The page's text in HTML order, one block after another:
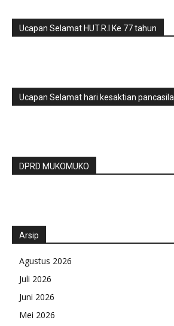
Ucapan Selamat HUT.R.I Ke 77 tahun
Ucapan Selamat hari kesaktian pancasila
DPRD MUKOMUKO
Arsip
Agustus 2026
Juli 2026
Juni 2026
Mei 2026